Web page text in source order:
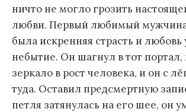
ничто не могло грозить
любви. Первый любимый
была искренняя страсть и любовь
небытие. Он шагнул в тот портал,
зеркало в рост человека, и он с
туда. Оставил предсмертную
петля затянулась на его шее, он